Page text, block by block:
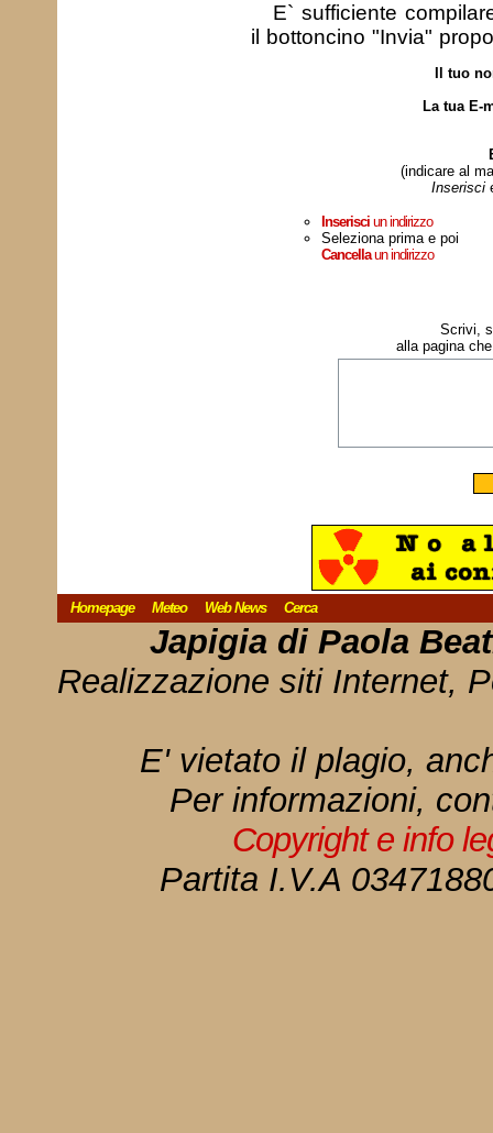
E` sufficiente
il bottoncino "Invia"
Il tuo
La tua E-
(indicare al
Inserisci
Inserisciun indirizzo
Seleziona prima e poi
Cancellaun indirizzo
Scrivi,
alla pagina
Homepage Meteo Web News Cerca
Japigia di Paola
Realizzazione siti Internet,
E' vietato il plagio,
Per informazioni,
Copyright e info
Partita I.V.A